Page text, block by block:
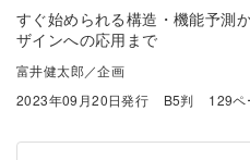
すぐ始められる構造・機能予測
ザインへの応用まで
富井健太郎／企画
2023年09月20日発行
B5判 129ペ